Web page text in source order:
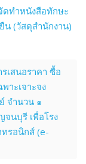
ดทำหนังสือทักษะ
น (วัสดุสำนักงาน)
เสนอราคา ซื้อ
าะเจาะจง
จำนวน ๑
นบุรี เพื่อโรง
รอนิกส์ (e-